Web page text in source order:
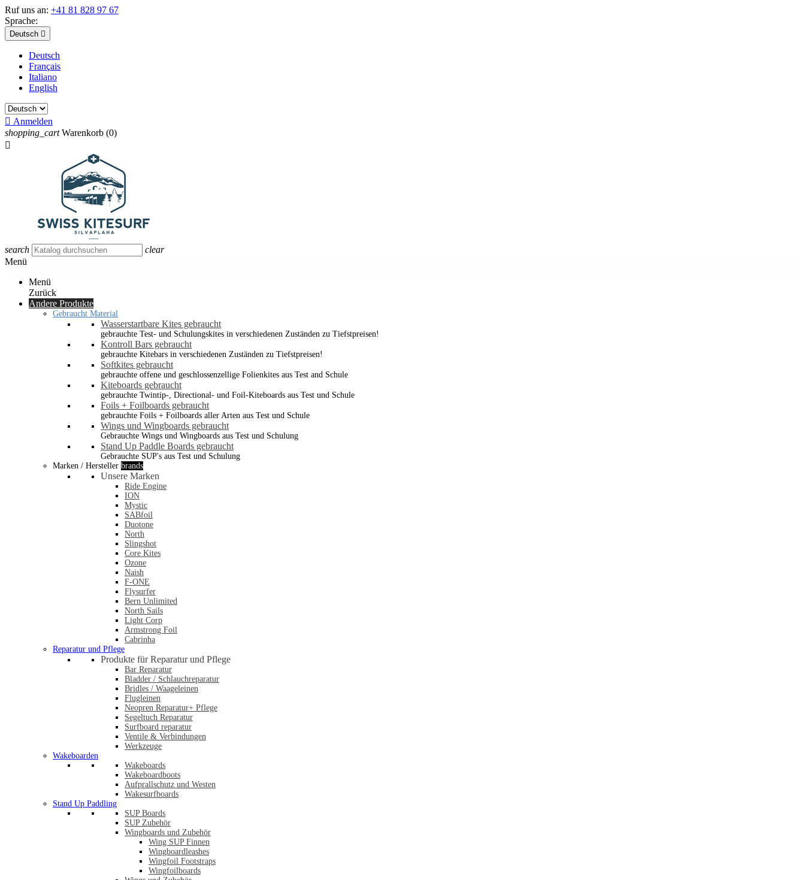
Ruf uns an: +41 81 828 97 67
Sprache:
Deutsch 
Deutsch
Français
Italiano
English
 Anmelden
shopping_cart Warenkorb (0)

search
clear
Menü
Menü
Zurück
Andere Produkte
Gebraucht Material
Wasserstartbare Kites gebraucht
gebrauchte Test- und Schulungskites in verschiedenen Zuständen zu Tiefstpreisen!
Kontroll Bars gebraucht
gebrauchte Kitebars in verschiedenen Zuständen zu Tiefstpreisen!
Softkites gebraucht
gebrauchte offene und geschlossenzellige Folienkites aus Test and Schule
Kiteboards gebraucht
gebrauchte Twintip-, Directional- und Foil-Kiteboards aus Test und Schule
Foils + Foilboards gebraucht
gebrauchte Foils + Foilboards aller Arten aus Test und Schule
Wings und Wingboards gebraucht
Gebrauchte Wings und Wingboards aus Test und Schulung
Stand Up Paddle Boards gebraucht
Gebrauchte SUP's aus Test und Schulung
Marken / Hersteller brands
Unsere Marken
Ride Engine
ION
Mystic
SABfoil
Duotone
North
Slingshot
Core Kites
Ozone
Naish
F-ONE
Flysurfer
Bern Unlimited
North Sails
Light Corp
Armstrong Foil
Cabrinha
Reparatur und Pflege
Produkte für Reparatur und Pflege
Bar Reparatur
Bladder / Schlauchreparatur
Bridles / Waageleinen
Flugleinen
Neopren Reparatur+ Pflege
Segeltuch Reparatur
Surfboard reparatur
Ventile & Verbindungen
Werkzeuge
Wakeboarden
Wakeboards
Wakeboardboots
Aufprallschutz und Westen
Wakesurfboards
Stand Up Paddling
SUP Boards
SUP Zubehör
Wingboards und Zubehör
Wing SUP Finnen
Wingboardleashes
Wingfoil Footstraps
Wingfoilboards